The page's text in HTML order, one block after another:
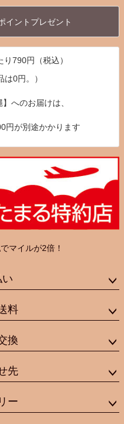
へ
イントプレゼント
790円（税込）
は0円。）
へのお届けは、
円が別途かかります
マイルが2倍！
い
料
換
先
ー